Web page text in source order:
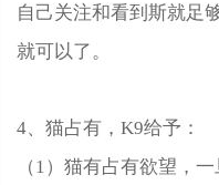
自己关注和看到斯就足
就可以了。
4、猫占有，K9给予：
（1）猫有占有欲望，